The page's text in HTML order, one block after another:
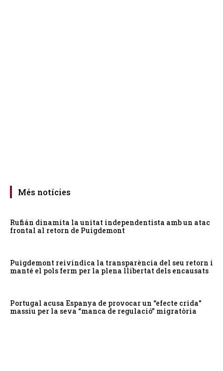
Més notícies
Rufián dinamita la unitat independentista amb un atac
frontal al retorn de Puigdemont
Puigdemont reivindica la transparència del seu retorn i
manté el pols ferm per la plena llibertat dels encausats
Portugal acusa Espanya de provocar un “efecte crida”
massiu per la seva “manca de regulació” migratòria